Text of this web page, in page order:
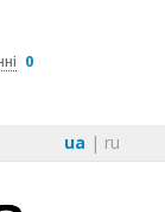
0
ua | ru